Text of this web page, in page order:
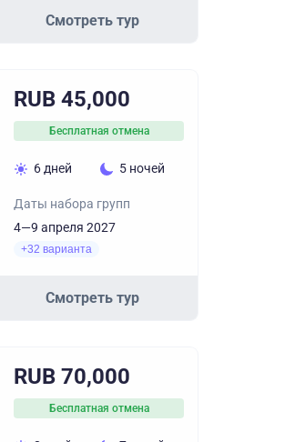
Смотреть тур
RUB 45,000
Бесплатная отмена
6 дней 5 ночей
Даты набора групп
4—9 апреля 2027
+32 варианта
Смотреть тур
RUB 70,000
Бесплатная отмена